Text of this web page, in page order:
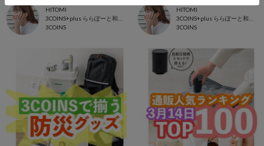
HITOMI
3COINS
HITOMI
3COINS